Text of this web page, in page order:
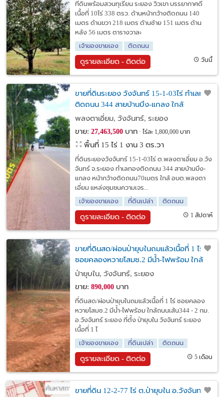
ที่ดินพร้อมสวนทุเรียน ระยอง วิวเขา บรรยากาศดี
เนื้อที่ 10ไร่ 338 ตรว. ด้านหน้ากว้างติดถนน 140
เมตร ด้านขวา 218 เมตร ด้านซ้าย 151 เมตร ด้าน
หลัง 56 เมตร ตารางวาละ
เจ้าของขายเอง
ติดถนน
ดูรายละเอียด - ติดต่อ วันนี้
ขายที่ดินระยอง วังจันทร์ 15-1-03ไร่ ทำเลทอง
ติดถนน 344 สายบ้านบึง-แกลง ใกล้
อบต.พลงตาเอี่ยม เขตนวัตกรรมเศรษฐกิจ
พลงตาเอี่ยม, วังจันทร์, ระยอง
ขาย: 27,463,500บาท ไร่ละ 1,800,000 บาท
พื้นที่ 15 ไร่ 1 งาน 3 ตร.วา
ที่ดินระยองวังจันทร์ 15-1-03ไร่ ต.พลงตาเอี่ยม อ.วัง
จันทร์ จ.ระยอง ทำเลทองติดถนน 344 สายบ้านบึง-
แกลง หน้ากว้างติดถนน70เมตร ใกล้ อบต.พลงตา
เอี่ยม แหล่งชุมชนความเจร...
เจ้าของขายเอง
ที่ดินเปล่า ติดถนน
ดูรายละเอียด - ติดต่อ 1 สัปดาห์
ขายที่ดินสด/ผ่อนป่ายุบในถมแล้วเนื้อที่ 1 ไร่
ซอยคลองหวายโสมซ.2 มีน้ำ-ไฟพร้อม ใกล้
ถนนเส้น344 - 2 กม. อ.วังจันทร์ ระยอง
ป่ายุบใน, วังจันทร์, ระยอง
ขาย: 890,000บาท
ที่ดินสด/ผ่อนป่ายุบในถมแล้วเนื้อที่ 1 ไร่ ซอยคลอง
หวายโสมซ.2 มีน้ำ-ไฟพร้อม ใกล้ถนนเส้น344 - 2 กม.
อ.วังจันทร์ ระยอง ที่ตั้ง ป่ายุบใน วังจันทร์ ระยอง
เนื้อที่ 1 ไ
เจ้าของขายเอง
ที่ดินเปล่า ติดถนน
ดูรายละเอียด - ติดต่อ 5 เดือน
ขายที่ดิน 12-2-77 ไร่ ต.ป่ายุบใน อ.วังจันทร์